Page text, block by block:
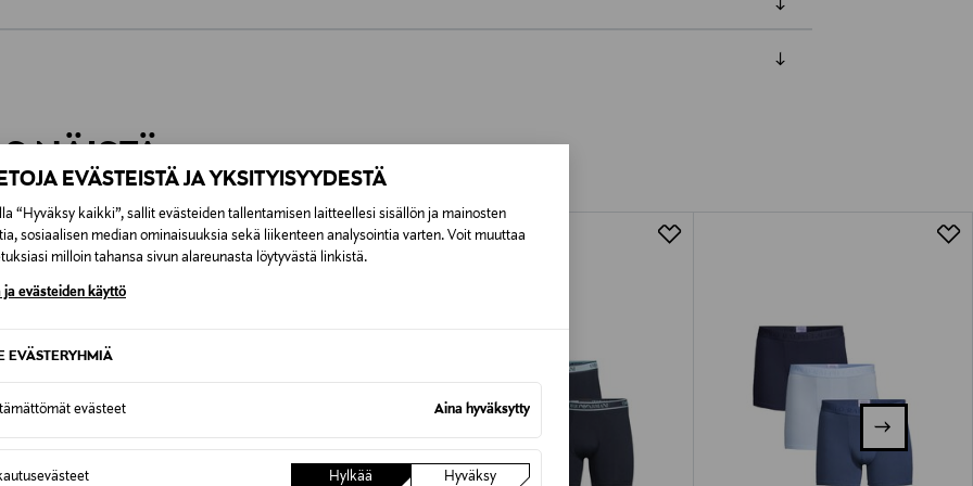
EVÄSTEISTÄ JA YKSITYISYYDESTÄ
“Hyväksy kaikki”, sallit evästeiden tallentamisen laitteellesi sisällön ja mainosten
sosiaalisen median ominaisuuksia sekä liikenteen analysointia varten. Voit muuttaa
milloin tahansa sivun alareunasta löytyvästä linkistä.
ja evästeiden käyttö
EVÄSTERYHMIÄ
evästeet Aina hyväksytty
Hylkää Hyväksy
7,90 €–50,00 € kuljetusyhtiöstä ja tuotteen koosta riippuen
Alk. 6,90 €, kun toimitus on saatavilla valittuun osoitteeseen.
NÄISTÄ